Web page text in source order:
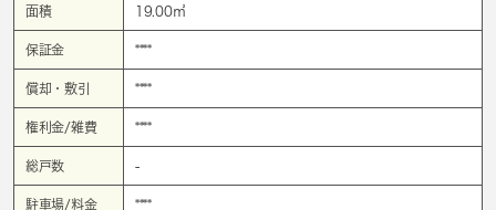
面積 19.00㎡
保証金 ****
償却・敷引 ****
権利金/雑費 ****
総戸数 -
駐車場/料金 ****